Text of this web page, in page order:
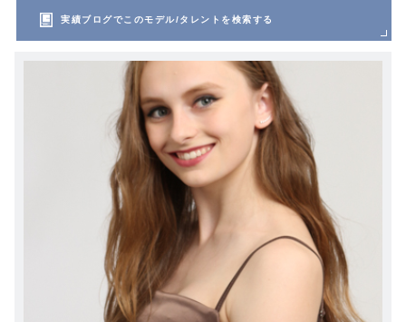
実績ブログでこのモデル/タレントを検索する